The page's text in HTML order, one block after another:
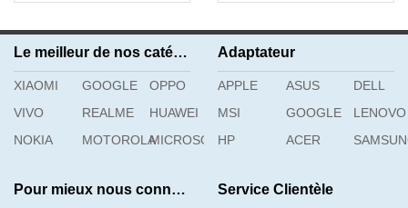
Le meilleur de nos catégories
XIAOMI GOOGLE
OPPO
VIVO
REALME
HUAWEI
NOKIA
MOTOROLAMICROSOFT
Adaptateur
APPLE ASUS
DELL
MSI
GOOGLE
LENOVO
HP
ACER
Pour mieux nous connaître Service Clientèle